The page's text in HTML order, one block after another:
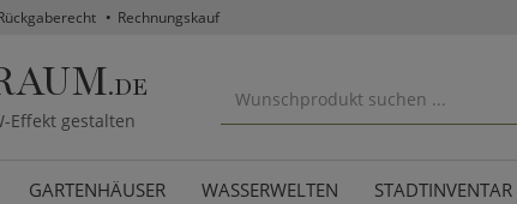
Rechnungskauf
.DE
Effekt gestalten
GARTENHÄUSER WASSERWELTEN STADTINVENTAR